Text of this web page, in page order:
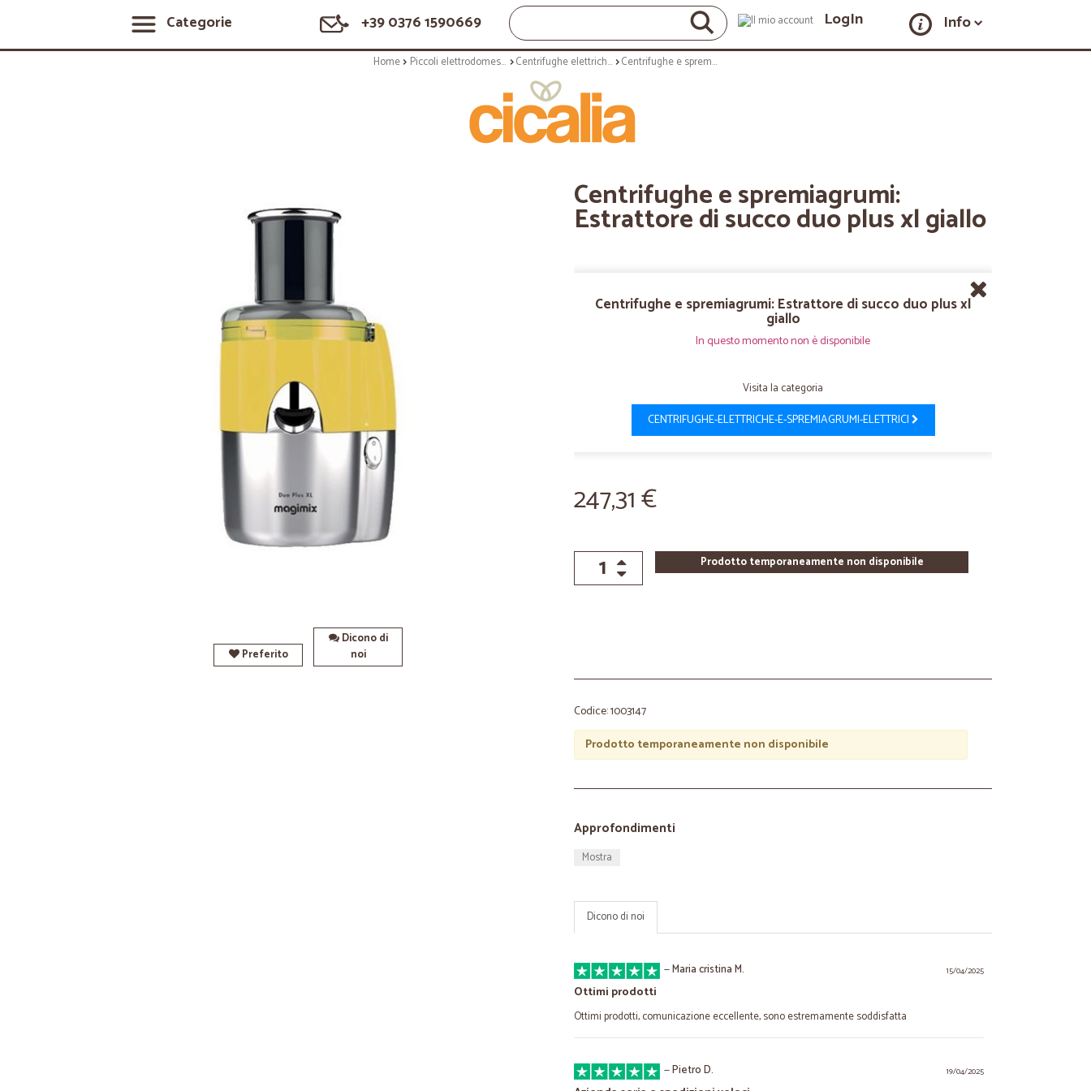
Categorie +39 0376 1590669 LogIn Info
Home Piccoli elettrodomestici Centrifughe elettriche e spremiagrumi elettrici Centrifughe e spremiagrumi: Estrattore di succo duo plus xl giallo
Preferito
Dicono di
noi
Centrifughe e spremiagrumi:
Estrattore di succo duo plus xl giallo
Centrifughe e spremiagrumi: Estrattore di succo duo plus xl
giallo
In questo momento non è disponibile
Visita la categoria
CENTRIFUGHE-ELETTRICHE-E-SPREMIAGRUMI-ELETTRICI
247,31 €
Prodotto temporaneamente non disponibile
Codice: 1003147
Prodotto temporaneamente non disponibile
Approfondimenti
Mostra
Dicono di noi
15/04/2025
—Maria cristina M.
Ottimi prodotti
Ottimi prodotti, comunicazione eccellente, sono estremamente soddisfatta
19/04/2025
—Pietro D.